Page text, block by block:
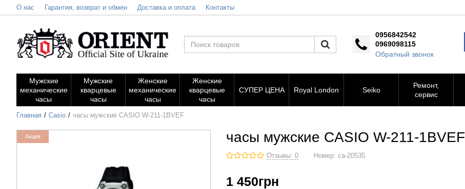
О нас Гарантия, возврат и обмен Доставка и оплата Контакты
0956842542
0969098115
Обратный звонок
Мужские
механические
часы
Мужские
кварцевые
часы
Женские
механические
часы
Женские
кварцевые
часы
СУПЕР ЦЕНА Royal London Seiko
Ремонт,
сервис
Главная Casio часы мужские CASIO W-211-1BVEF
Акция часы мужские CASIO W-211-1BVEF
Отзывы: 0 Номер:ca-20535
1 450грн